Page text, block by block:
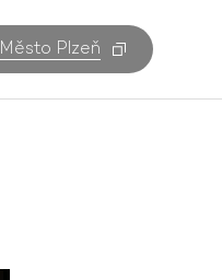
Město Plzeň